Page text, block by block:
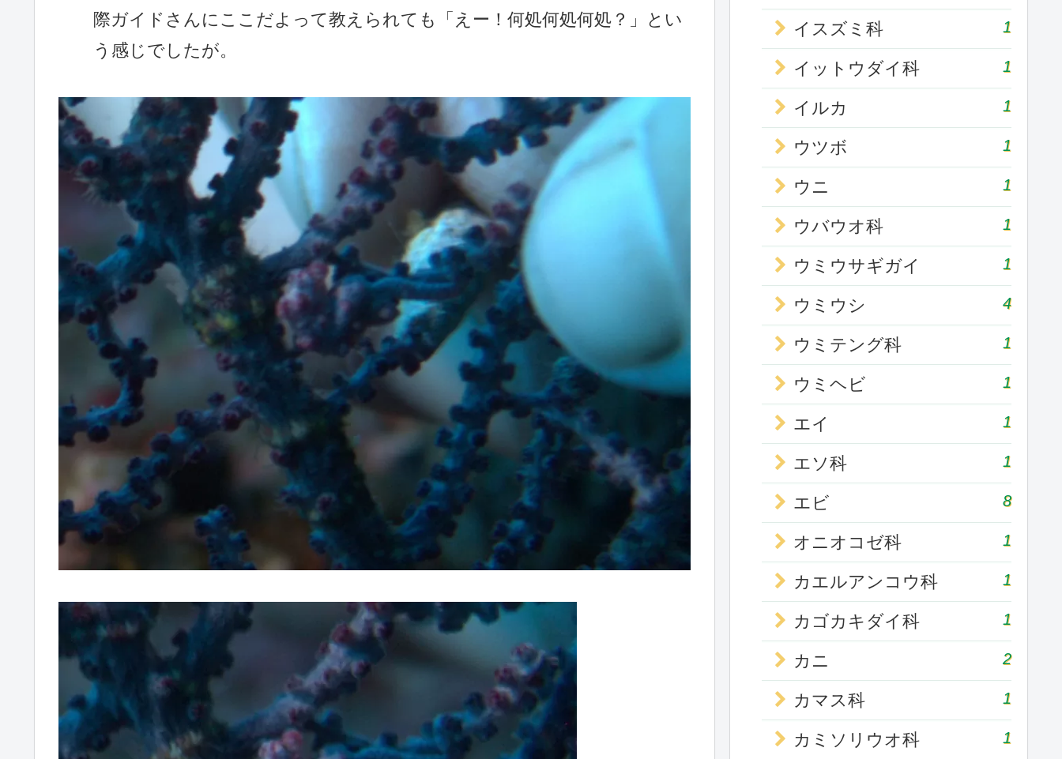
際ガイドさんにここだよって教えられても「えー！何処何処何処？」とい
う感じでしたが。
イスズミ科 1
イットウダイ科 1
イルカ 1
ウツボ 1
ウニ 1
ウバウオ科 1
ウミウサギガイ 1
ウミウシ 4
ウミテング科 1
ウミヘビ 1
エイ 1
エソ科 1
エビ 8
オニオコゼ科 1
カエルアンコウ科 1
カゴカキダイ科 1
カニ 2
カマス科 1
カミソリウオ科 1